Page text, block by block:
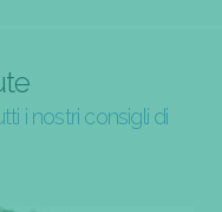
i nostri consigli di